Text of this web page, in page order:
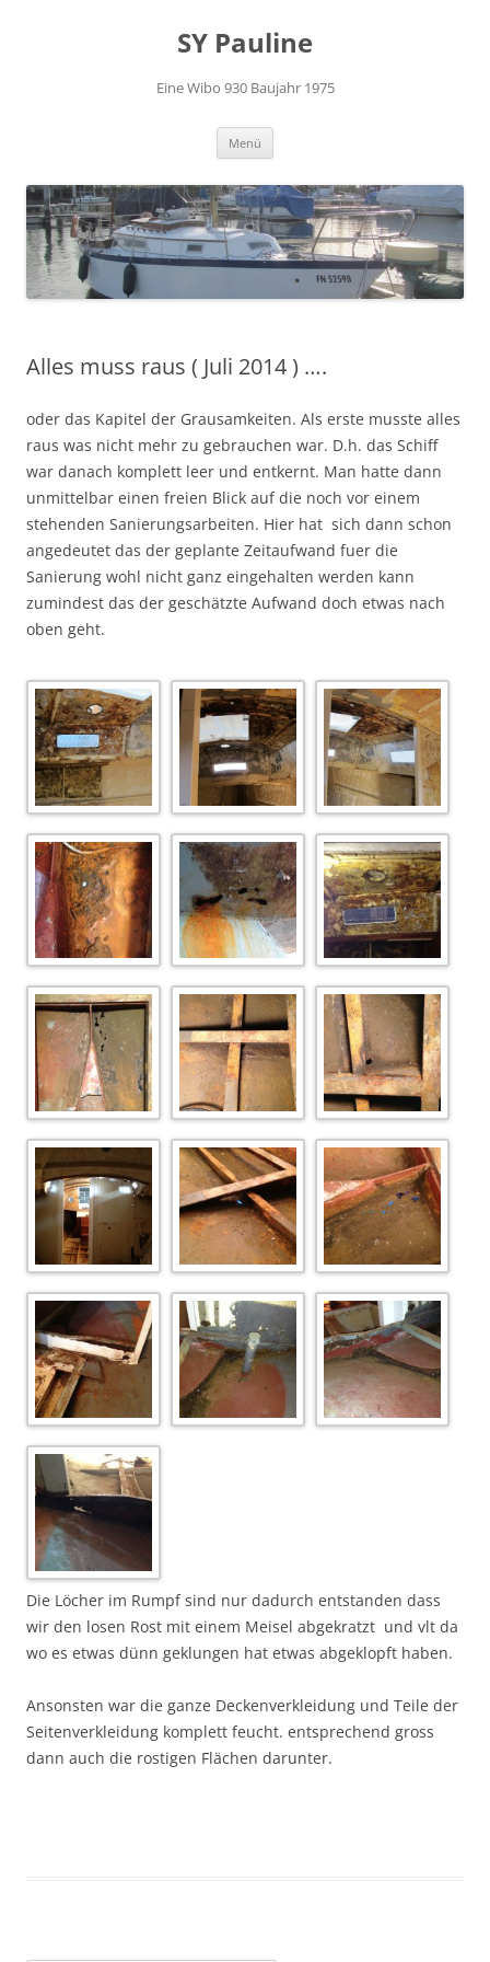
SY Pauline
Eine Wibo 930 Baujahr 1975
Menü
Alles muss raus ( Juli 2014 ) ….
oder das Kapitel der Grausamkeiten. Als erste musste alles
raus was nicht mehr zu gebrauchen war. D.h. das Schiff
war danach komplett leer und entkernt. Man hatte dann
unmittelbar einen freien Blick auf die noch vor einem
stehenden Sanierungsarbeiten. Hier hat sich dann schon
angedeutet das der geplante Zeitaufwand fuer die
Sanierung wohl nicht ganz eingehalten werden kann
zumindest das der geschätzte Aufwand doch etwas nach
oben geht.
Die Löcher im Rumpf sind nur dadurch entstanden dass
wir den losen Rost mit einem Meisel abgekratzt und vlt da
wo es etwas dünn geklungen hat etwas abgeklopft haben.
Ansonsten war die ganze Deckenverkleidung und Teile der
Seitenverkleidung komplett feucht. entsprechend gross
dann auch die rostigen Flächen darunter.